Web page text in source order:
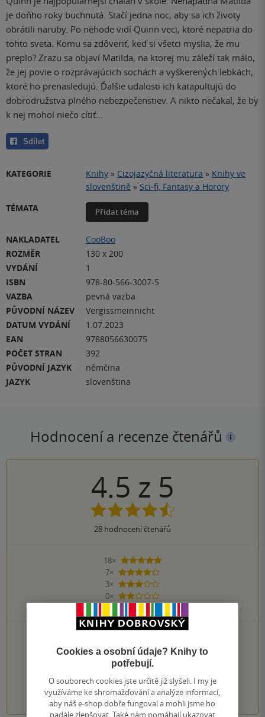
je doňho roky buchnutá. Stačí jedna noc, aby sa ich životy
obrátili naruby. Po nehode vidí Quinn veci, ktoré nepatria do
tohto sveta. Komu sa zdôveriť, keď si všetci myslia, že mu
preplo? Zrazu sa objaví Matilda, na ktorej mu záleží tak málo,
že jej povie o rozprávajúcich sochách a vyškerených lebkách,
ktoré ho prenasledujú. Ďalšie udalosti ich katapultujú do
dobrodružstva plného nebezpečenstiev. A nikto nečakal, že by
k nej mohol niečo cítiť...
Sdílet
KATEGORIE Knihy » Cizojazyčná literatura » Knihy ve
slovenštině » Sci-fi, Fantasy a Horory
TÉMATA
Přidat téma
NAKLADATEL
CooBoo
ROZMĚR
130 x 200
VYDÁNÍ
1
ISBN
978-80-566-3007-5
VAZBA
pevná vazba
PŮVODNÍ NÁZEV
Vergissmeinnicht
DATUM VYDÁNÍ
1.07.2023
EAN
9788056630075
POČET STRAN
392
PŮVODNÍ JAZYK
němčina
JAZYK
slovenština
Hodnocení a recenze čtenářů
4.5 z 5
28 hodnocení čtenářů
18×
5 hvězdiček
7×
4 hvězdičky
3×
3 hvězdičky
0×
2 hvězdičky
Hodnocení našich knihkupců: 0.0 z 5
1 2 3 4 5
Cookies a osobní údaje? Knihy to
potřebují.
O souborech cookies jste určitě již slyšeli. I my je
využíváme ke shromažďování a analýze informací,
aby náš e-shop dobře fungoval a mohli jsme ho
nadále zlepšovat. Také nám pomáhají ukazovat